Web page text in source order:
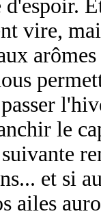
d'espoir.
vire,
le
et si
ailes